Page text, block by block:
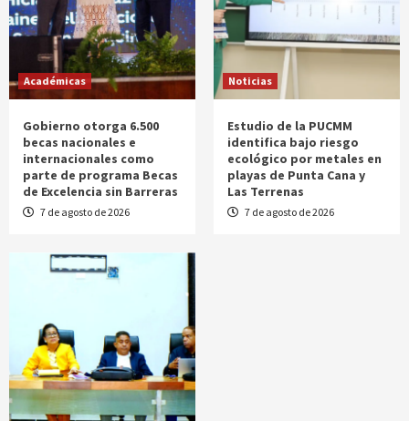
Académicas
Gobierno otorga 6.500
becas nacionales e
internacionales como
parte de programa Becas
de Excelencia sin Barreras
7 de agosto de 2026
Noticias
Estudio de la PUCMM
identifica bajo riesgo
ecológico por metales en
playas de Punta Cana y
Las Terrenas
7 de agosto de 2026